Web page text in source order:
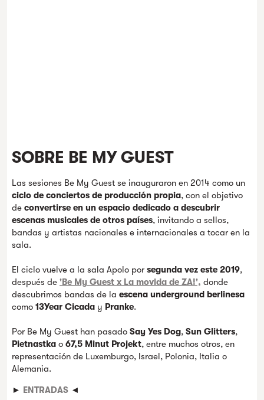
SOBRE BE MY GUEST
Las sesiones Be My Guest se inauguraron en 2014 como un
ciclo de conciertos de producción propia, con el objetivo
de convertirse en un espacio dedicado a descubrir
escenas musicales de otros países, invitando a sellos,
bandas y artistas nacionales e internacionales a tocar en la
sala.
El ciclo vuelve a la sala Apolo por segunda vez este 2019,
después de 'Be My Guest x La movida de ZA!', donde
descubrimos bandas de la escena underground berlinesa
como 13Year Cicada y Pranke.
Por Be My Guest han pasado Say Yes Dog, Sun Glitters,
Pietnastka o 67,5 Minut Projekt, entre muchos otros, en
representación de Luxemburgo, Israel, Polonia, Italia o
Alemania.
► ENTRADAS ◄